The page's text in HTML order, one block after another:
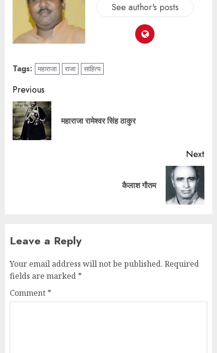
See author's posts
Tags: महाराजा राजा साहित्य
Previous
महाराजा रामेश्वर सिंह ठाकुर
Next
कैलाश गौतम
Leave a Reply
Your email address will not be published. Required
fields are marked *
Comment *